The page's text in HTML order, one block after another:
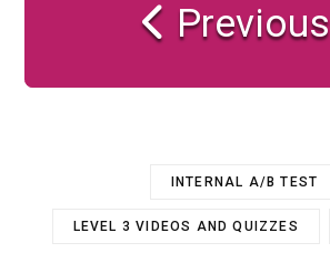
Previous
INTERNAL A/B TEST
LEVEL 3 VIDEOS AND QUIZZES